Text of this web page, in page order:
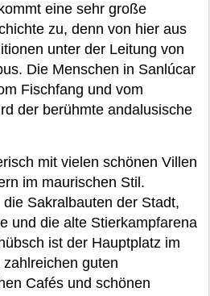
eine sehr große
zu, denn von hier aus
unter der Leitung von
Die Menschen in Sanlúcar
Fischfang und vom
der berühmte andalusische
mit vielen schönen Villen
im maurischen Stil.
Sakralbauten der Stadt,
und die alte Stierkampfarena
ist der Hauptplatz im
guten
Cafés und schönen